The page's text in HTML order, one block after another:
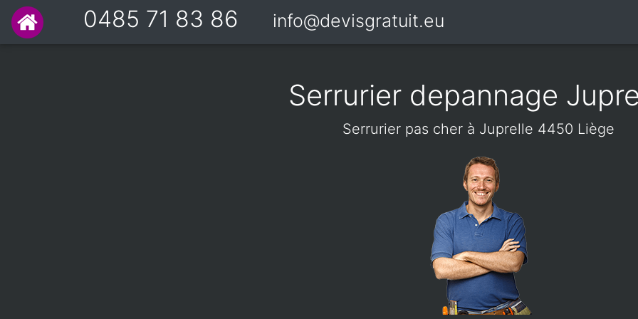
0485 71 83 86 info@devisgratuit.eu
Serrurier depannage
Serrurier pas cher à Juprelle 4450 Liège